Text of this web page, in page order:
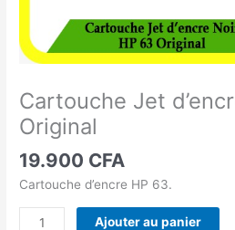
Cartouche Jet
Original
19.900 CFA
Cartouche d’encre HP 63.
Ajouter au panier